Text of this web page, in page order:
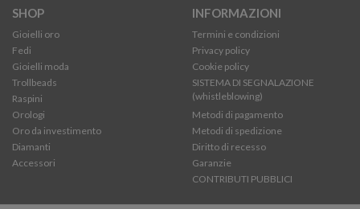
SHOP
Gioielli oro
Fedi
Gioielli moda
Trollbeads
Raspini
Orologi
Oro da investimento
Diamanti
Accessori
INFORMAZIONI
Termini e condizioni
Privacy policy
Cookie policy
SISTEMA DI SEGNALAZIONE
(whistleblowing)
Metodi di pagamento
Metodi di spedizione
Diritto di recesso
Garanzie
CONTRIBUTI PUBBLICI